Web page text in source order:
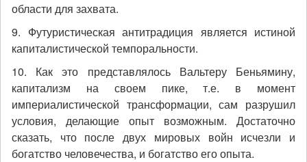
области для захвата.
9. Футуристическая антитрадиция является истиной
капиталистической темпоральности.
10. Как это представлялось Вальтеру Беньямину,
капитализм на своем пике, т.е. в момент
империалистической трансформации, сам разрушил
условия, делающие опыт возможным. Достаточно
сказать, что после двух мировых войн исчезли и
богатство человечества, и богатство его опыта.